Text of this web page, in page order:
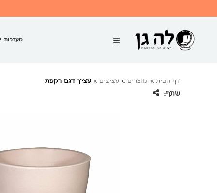
מערכות
דף הבית » מוצרים » עציצים » עציץ דגם רקפת
שתף: